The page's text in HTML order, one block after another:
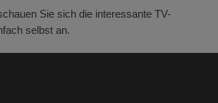
Sie sich die interessante TV-
selbst an.